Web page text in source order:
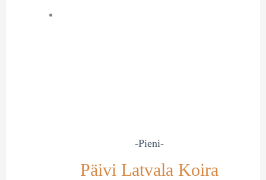
-Pieni-
Päivi Latvala Koira